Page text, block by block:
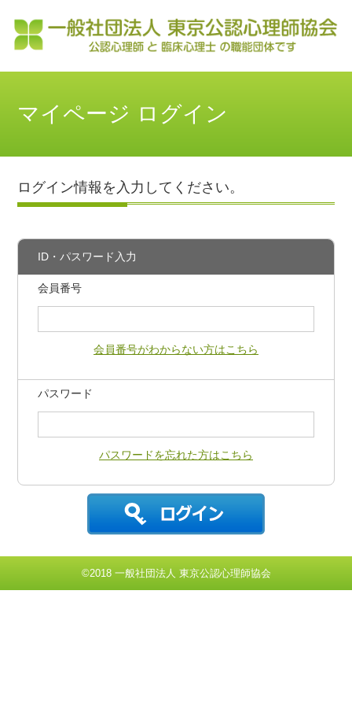
マイページ ログイン
ログイン情報を入力してください。
ID・パスワード入力
会員番号
会員番号がわからない方はこちら
パスワード
パスワードを忘れた方はこちら
©2018 一般社団法人 東京公認心理師協会